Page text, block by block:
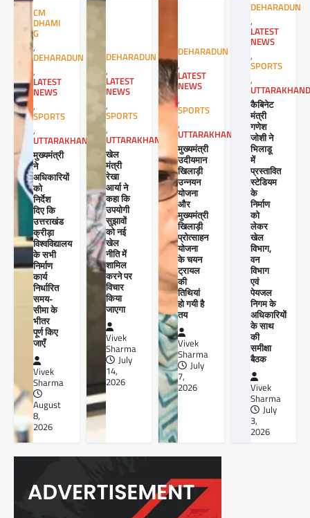
CM
DHAMI
G
,
DEHARADUN
,
LATEST
NEWS
,
SPORTS
,
UTTARAKHAND
मुख्यमंत्री
ने
अधिकारियों
को
निर्देश
दिए कि
उत्तराखंड
क्रीड़ा
विश्वविद्यालय
के सभी
निर्माण
कार्य
निर्धारित
समय-
सीमा के
भीतर
पूर्ण किए
जाएँ
Vivek
Sharma
August
8,
2026
DEHARADUN
,
LATEST
NEWS
,
SPORTS
,
UTTARAKHAND
खेल
मंत्री
रेखा
आर्या ने
कहा कि
उपयोगी
सुझावों
को नई
खेल
नीति में
शामिल
करने पर
विचार
किया
जाएगा
Vivek
Sharma
July
14,
2026
DEHARADUN
,
LATEST
NEWS
,
SPORTS
,
UTTARAKHAND
मुख्यमंत्री
उदीयमान
खिलाड़ी
उन्नयन
योजना
और
मुख्यमंत्री
खिलाड़ी
प्रोत्साहन
योजना
के चयन
ट्रायल
की
तिथियां
हो गयी है
तय
Vivek
Sharma
July
7,
2026
DEHARADUN
,
LATEST
NEWS
,
SPORTS
,
UTTARAKHAND
कैबिनेट
मंत्री
गणेश
जोशी ने
भिलाडू
में
प्रस्तावित
स्टेडियम
के
निर्माण
को
लेकर
खेल
विभाग,
वन
विभाग
एवं
पेयजल
निगम के
अधिकारियों
के साथ
की
समीक्षा
बैठक
Vivek
Sharma
July
3,
2026